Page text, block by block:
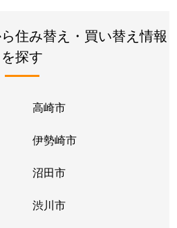
住み替え・買い替え情報
を探す
高崎市
伊勢崎市
沼田市
渋川市